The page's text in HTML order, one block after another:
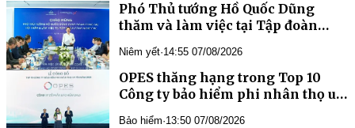
Phó Thủ tướng Hồ Quốc Dũng
thăm và làm việc tại Tập đoàn
Niêm yết·14:55 07/08/2026
OPES thăng hạng trong Top 10
Công ty bảo hiểm phi nhân thọ uy
Bảo hiểm·13:50 07/08/2026